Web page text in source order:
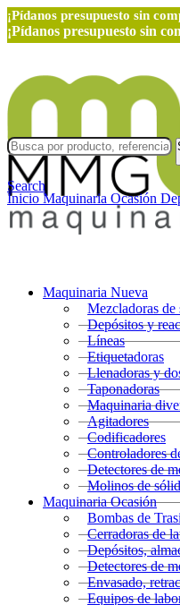
¡Pídanos presupuesto sin
¡Pídanos presupuesto sin
Maquinaria Nueva
Mezcladoras de
Depósitos y
Líneas
Etiquetadoras
Llenadoras y
Taponadoras
Maquinaria
Agitadores
Codificadores
Controladores
Detectores de
Molinos de
Maquinaria Ocasión
Bombas de
Cerradoras de
Depósitos,
Detectores de
Envasado,
Equipos de
Search
Inicio Maquinaria Ocasión